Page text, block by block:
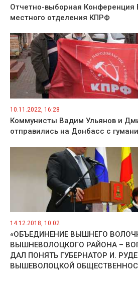
Отчетно-выборная Конференция
местного отделения КПРФ
10.11.2022, 16:28
Коммунисты Вадим Ульянов и
отправились на Донбасс с
14.12.2018, 10:02
«ОБЪЕДИНЕНИЕ ВЫШНЕГО
ВЫШНЕВОЛОЦКОГО РАЙОНА –
ДАЛ ПОНЯТЬ ГУБЕРНАТОР И.
ВЫШЕВОЛОЦКОЙ